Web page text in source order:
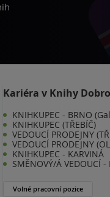
Kariéra v Knihy
KNIHKUPEC - BRNO
KNIHKUPEC (TŘEBÍČ)
VEDOUCÍ PRODEJNY
VEDOUCÍ PRODEJNY
KNIHKUPEC - KARVINÁ
SMĚNOVÝ/Á VEDOUCÍ -
Volné pracovní pozice